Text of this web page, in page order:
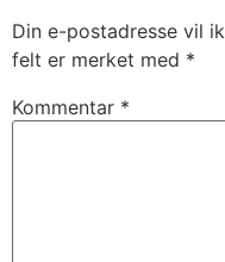
Din e-postadresse vil
felt er merket med *
Kommentar *